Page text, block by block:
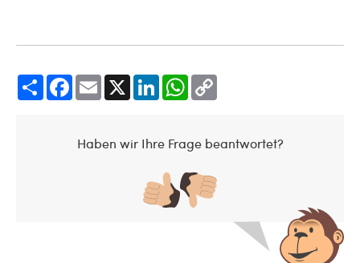
Share Facebook Email LinkedIn WhatsApp
Haben wir Ihre Frage beantwortet?